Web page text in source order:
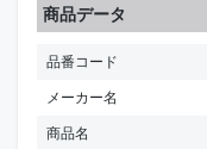
商品データ
品番コード
メーカー名
商品名